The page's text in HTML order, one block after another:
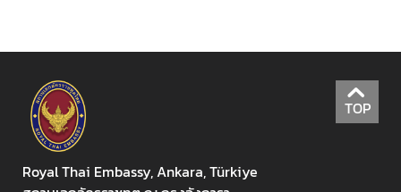
i
s
a
&
C
TOP
Royal Thai Embassy, Ankara, Türkiye